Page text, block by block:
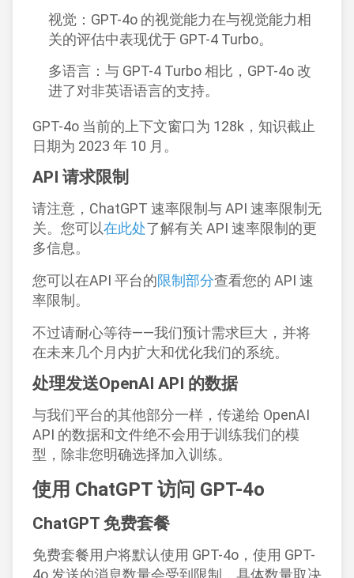
视觉：GPT-4o 的视觉能力在与视觉能力相
关的评估中表现优于 GPT-4 Turbo。
多语言：与 GPT-4 Turbo 相比，GPT-4o 改
进了对非英语语言的支持。
GPT-4o 当前的上下文窗口为 128k，知识截止
日期为 2023 年 10 月。
API 请求限制
请注意，ChatGPT 速率限制与 API 速率限制无
关。您可以在此处了解有关 API 速率限制的更
多信息。
您可以在API 平台的限制部分查看您的 API 速
率限制。
不过请耐心等待——我们预计需求巨大，并将
在未来几个月内扩大和优化我们的系统。
处理发送OpenAI API 的数据
与我们平台的其他部分一样，传递给 OpenAI
API 的数据和文件绝不会用于训练我们的模
型，除非您明确选择加入训练。
使用 ChatGPT 访问 GPT-4o
ChatGPT 免费套餐
免费套餐用户将默认使用 GPT-4o，使用 GPT-
4o 发送的消息数量会受到限制，具体数量取决